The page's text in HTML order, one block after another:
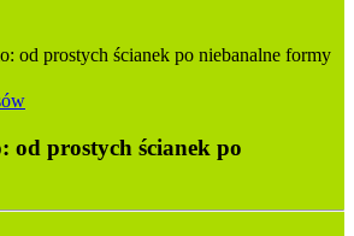
od prostych ścianek po niebanalne formy
od prostych ścianek po